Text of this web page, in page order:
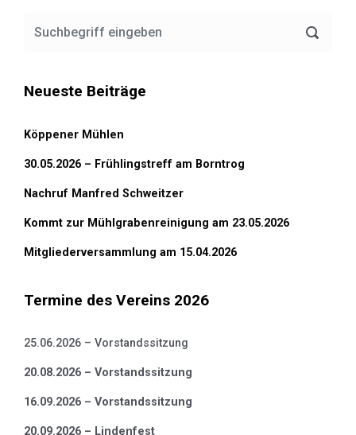
Neueste Beiträge
Köppener Mühlen
30.05.2026 – Frühlingstreff am Borntrog
Nachruf Manfred Schweitzer
Kommt zur Mühlgrabenreinigung am 23.05.2026
Mitgliederversammlung am 15.04.2026
Termine des Vereins 2026
25.06.2026 – Vorstandssitzung
20.08.2026 – Vorstandssitzung
16.09.2026 – Vorstandssitzung
20.09.2026 – Lindenfest